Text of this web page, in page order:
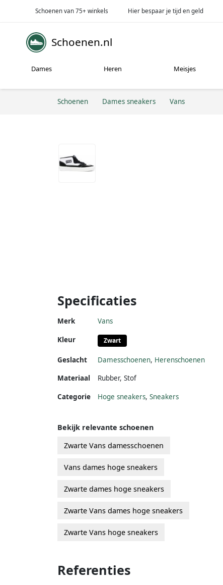
Schoenen van 75+ winkels Hier bespaar je tijd en geld
Schoenen.nl
Dames Heren Meisjes
Schoenen Dames sneakers Vans
Specificaties
Merk Vans
Kleur Zwart
Geslacht Damesschoenen, Herenschoenen
Materiaal
Rubber, Stof
Categorie Hoge sneakers, Sneakers
Bekijk relevante schoenen
Zwarte Vans damesschoenen
Vans dames hoge sneakers
Zwarte dames hoge sneakers
Zwarte Vans dames hoge sneakers
Zwarte Vans hoge sneakers
Referenties